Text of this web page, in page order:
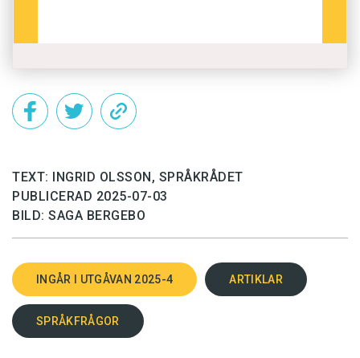
TEXT: INGRID OLSSON, SPRÅKRÅDET
PUBLICERAD 2025-07-03
BILD: SAGA BERGEBO
INGÅR I UTGÅVAN 2025-4 ARTIKLAR
SPRÅKFRÅGOR